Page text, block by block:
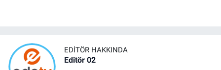
EDITÖR HAKKINDA
Editör 02